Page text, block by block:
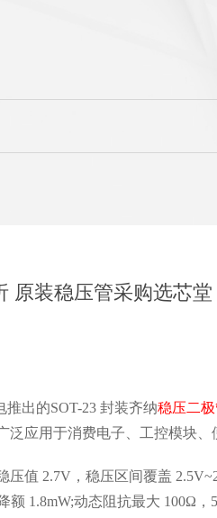
原装稳压管采购选芯堂
推出的SOT-23 封装齐纳稳压二极
应用于消费电子、工控模块
值 2.7V，稳压区间覆盖
1.8mW;动态阻抗最大 100Ω